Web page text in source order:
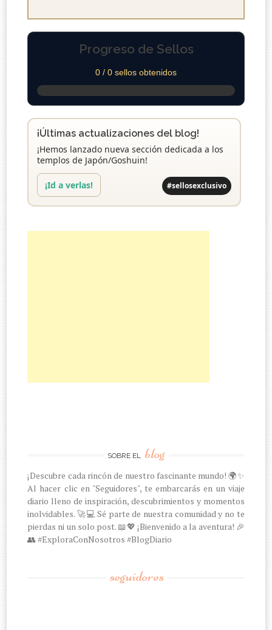
Progreso de Sellos
0 / 0 sellos obtenidos
¡Últimas actualizaciones del blog!
¡Hemos lanzado nueva sección dedicada a los
templos de Japón/Goshuin!
¡Id a verlas! #sellosexclusivo
SOBRE EL blog
¡Descubre cada rincón de nuestro fascinante mundo! 🌍✨
Al hacer clic en "Seguidores", te embarcarás en un viaje
diario lleno de inspiración, descubrimientos y momentos
inolvidables. 🚀💻 Sé parte de nuestra comunidad y no te
pierdas ni un solo post. 📖💖 ¡Bienvenido a la aventura! 🎉
👥 #ExploraConNosotros #BlogDiario
seguidores